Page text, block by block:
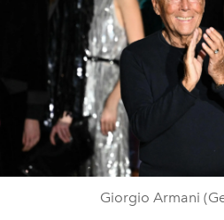
Giorgio Armani